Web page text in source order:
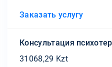
Заказать услугу
Консультация
31068,29 Kzt